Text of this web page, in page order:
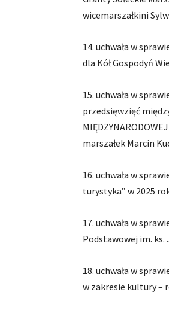
wicemarszałkini
14. uchwała w
dla Kół Gospodyń
15. uchwała w
przedsięwzięć
marszałek Marcin
16. uchwała w
turystyka” w 2025
17. uchwała w
Podstawowej im. ks.
18. uchwała w
w zakresie kultury –